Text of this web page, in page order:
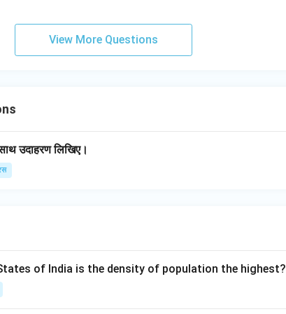
View More Questions
उदाहरण लिखिए।
of India is the density of population the highest?